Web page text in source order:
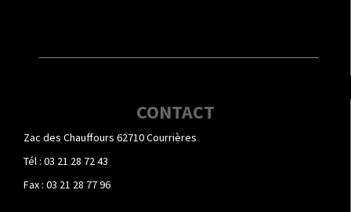
CONTACT
Zac des Chauffours 62710 Courrières
Tél : 03 21 28 72 43
Fax : 03 21 28 77 96